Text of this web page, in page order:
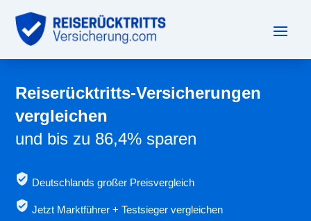
Reiserücktritts-Versicherungen
vergleichen
und bis zu 86,4% sparen
Deutschlands großer Preisvergleich
Jetzt Marktführer + Testsieger vergleichen